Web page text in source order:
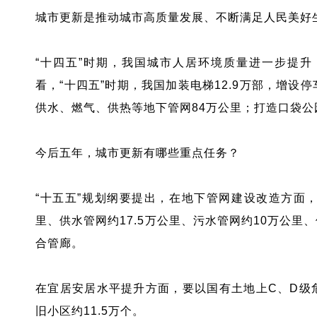
城市更新是推动城市高质量发展、不断满足人民美好
“十四五”时期，我国城市人居环境质量进一步提
看，“十四五”时期，我国加装电梯12.9万部，增设
供水、燃气、供热等地下管网84万公里；打造口袋
今后五年，城市更新有哪些重点任务？
“十五五”规划纲要提出，在地下管网建设改造方
里、供水管网约17.5万公里、污水管网约10万公里
合管廊。
在宜居安居水平提升方面，要以国有土地上C、D
旧小区约11.5万个。